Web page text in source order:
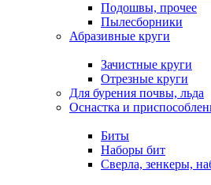
Подошвы, прочее
Пылесборники
Абразивные круги
Зачистные круги
Отрезные круги
Для бурения почвы, льда
Оснастка и
Биты
Наборы бит
Сверла, зенкеры,